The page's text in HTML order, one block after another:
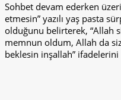
Sohbet devam ederken
etmesin” yazılı yaş pasta
olduğunu belirterek, “Allah
memnun oldum, Allah da
beklesin inşallah” ifadelerini